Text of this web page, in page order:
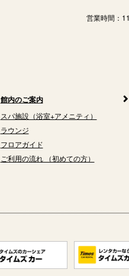
営業時間：
館内のご案内
スパ施設（浴室+アメニティ）
ラウンジ
フロアガイド
ご利用の流れ （初めての方）